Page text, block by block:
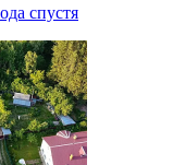
спустя